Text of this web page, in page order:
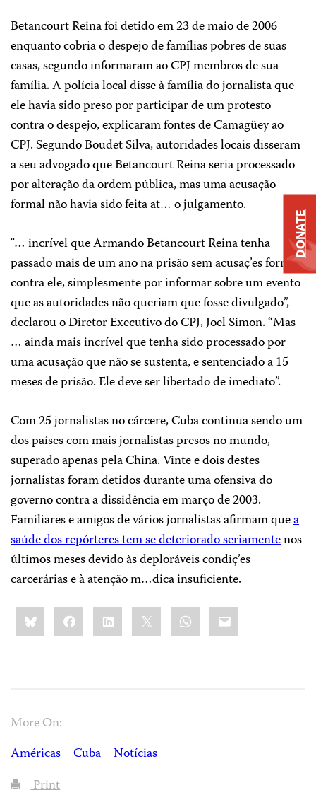
Betancourt Reina foi detido em 23 de maio de 2006
enquanto cobria o despejo de famílias pobres de suas
casas, segundo informaram ao CPJ membros de sua
família. A polícia local disse à família do jornalista que
ele havia sido preso por participar de um protesto
contra o despejo, explicaram fontes de Camagüey ao
CPJ. Segundo Boudet Silva, autoridades locais disseram
a seu advogado que Betancourt Reina seria processado
por alteração da ordem pública, mas uma acusação
formal não havia sido feita at… o julgamento.
“… incrível que Armando Betancourt Reina tenha
passado mais de um ano na prisão sem acusaç’es formais
contra ele, simplesmente por informar sobre um evento
que as autoridades não queriam que fosse divulgado”,
declarou o Diretor Executivo do CPJ, Joel Simon. “Mas
… ainda mais incrível que tenha sido processado por
uma acusação que não se sustenta, e sentenciado a 15
meses de prisão. Ele deve ser libertado de imediato”.
Com 25 jornalistas no cárcere, Cuba continua sendo um
dos países com mais jornalistas presos no mundo,
superado apenas pela China. Vinte e dois destes
jornalistas foram detidos durante uma ofensiva do
governo contra a dissidência em março de 2003.
Familiares e amigos de vários jornalistas afirmam quea
saúde dos repórteres tem se deteriorado seriamentenos
últimos meses devido às deploráveis condiç’es
carcerárias e à atenção m…dica insuficiente.
Share
this:BlueskyFacebookLinkedIn WhatsApp
Email
More On:
Américas
Cuba
Notícias
Print
DONATE